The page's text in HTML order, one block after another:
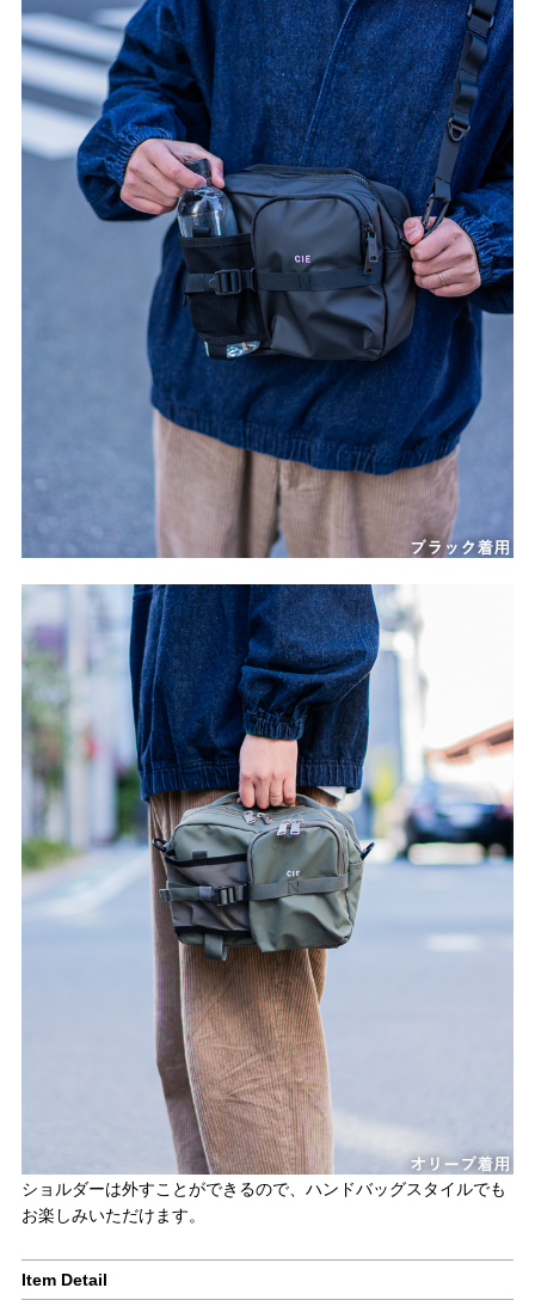
ショルダーは外すことができるので、ハンドバッグスタイルでも
お楽しみいただけます。
Item Detail